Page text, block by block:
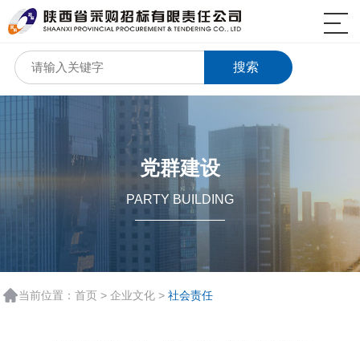
搜索
党群建设
PARTY BUILDING
当前位置： 首页 > 企业文化 > 社会责任